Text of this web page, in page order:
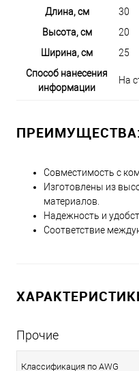
Длина, см
30
Высота, см
20
Ширина, см
25
Способ нанесения
информации
На
Совместимость с
Изготовлены из
материалов.
Надежность и
Соответствие
Прочие
Классификация по AWG